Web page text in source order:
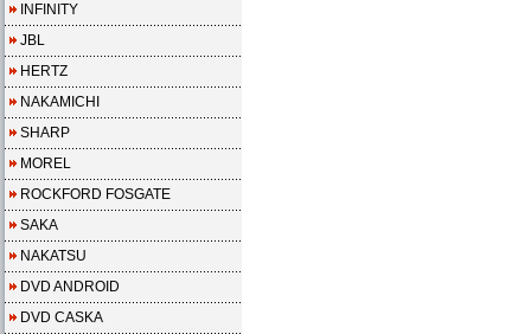
INFINITY
JBL
HERTZ
NAKAMICHI
SHARP
MOREL
ROCKFORD FOSGATE
SAKA
NAKATSU
DVD ANDROID
DVD CASKA